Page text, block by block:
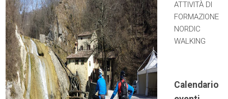
ATTIVITÀ DI
FORMAZIONE
NORDIC
WALKING
Calendario